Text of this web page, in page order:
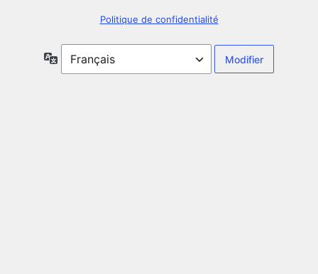
Politique de confidentialité
Langue